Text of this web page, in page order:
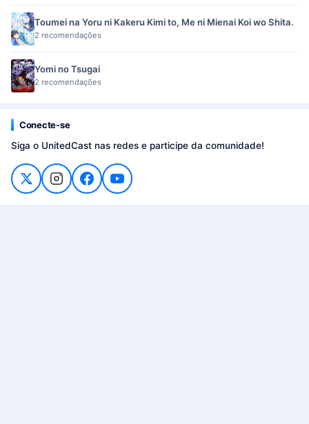
Toumei na Yoru ni Kakeru Kimi to, Me ni Mienai Koi wo Shita.
2 recomendações
Yomi no Tsugai
2 recomendações
Conecte-se
Siga o UnitedCast nas redes e participe da comunidade!